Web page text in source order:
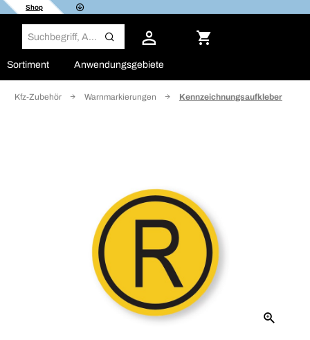
Shop
Sortiment Anwendungsgebiete
Kfz-Zubehör Warnmarkierungen Kennzeichnungsaufkleber